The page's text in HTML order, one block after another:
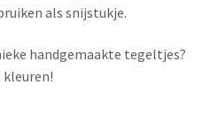
als snijstukje.
handgemaakte tegeltjes?
kleuren!